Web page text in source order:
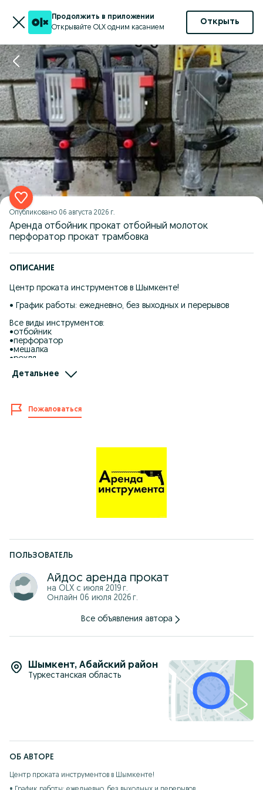
Продолжить в приложении
Открывайте OLX одним касанием
Открыть
Опубликовано 06 августа 2026 г.
Аренда отбойник прокат отбойный молоток
перфоратор прокат трамбовка
ОПИСАНИЕ
Центр проката инструментов в Шымкенте!
• График работы: ежедневно, без выходных и перерывов
Все виды инструментов:
•отбойник
•перфоратор
•мешалка
•рохля
•жираф
•генератор
•лобзик
•пчелка
• Состояние товаров отличное.
• Оплата карточкой или наличными.
Детальнее
Пожаловаться
ПОЛЬЗОВАТЕЛЬ
Айдос аренда прокат
на OLX с июля 2019 г.
Онлайн 06 июля 2026 г.
Все объявления автора
Шымкент, Абайский район
Туркестанская область
ОБ АВТОРЕ
Центр проката инструментов в Шымкенте!